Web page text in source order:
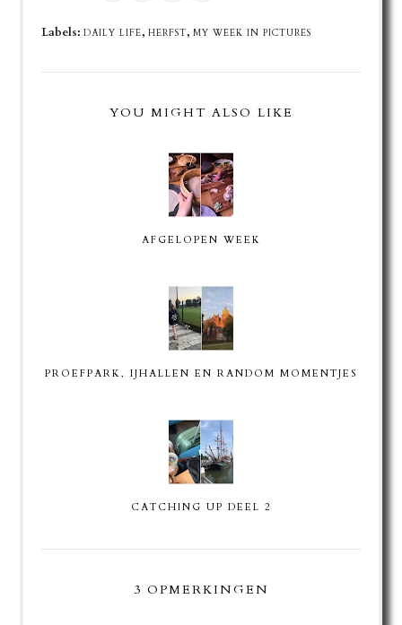
Labels:DAILY LIFE,HERFST,MY WEEK IN PICTURES
YOU MIGHT ALSO LIKE
AFGELOPEN WEEK
PROEFPARK, IJHALLEN EN RANDOM MOMENTJES
CATCHING UP DEEL 2
3 OPMERKINGEN